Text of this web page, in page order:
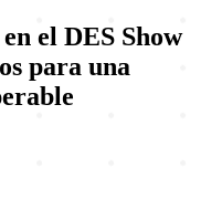
el DES Show
para una